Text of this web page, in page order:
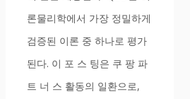
론물리학에서 가장 정밀하게
검증된 이론 중 하나로 평가
된다. 이 포 스 팅은 쿠 팡 파
트 너 스 활동의 일환으로,